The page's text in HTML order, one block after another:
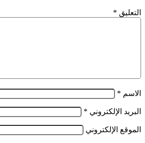
التعليق *
الاسم *
البريد الإلكتروني *
الموقع الإلكتروني